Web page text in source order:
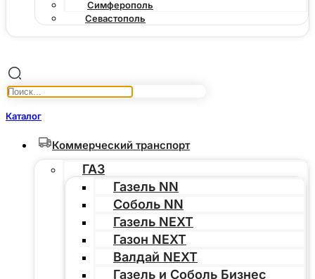
Симферополь
Севастополь
Каталог
Коммерческий транспорт
ГАЗ
Газель NN
Соболь NN
Газель NEXT
Газон NEXT
Валдай NEXT
Газель и Соболь Бизнес